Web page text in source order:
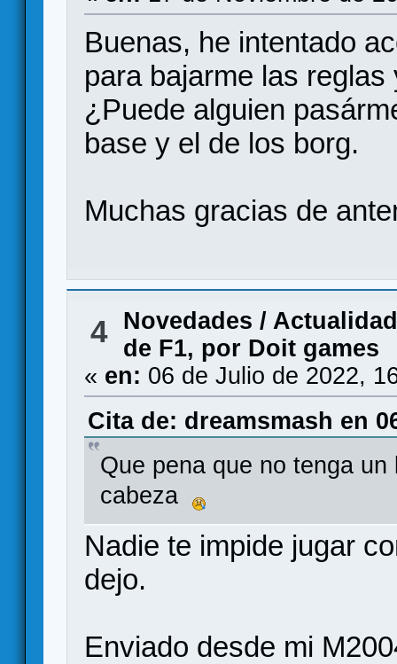
Buenas, he intentado
para bajarme las
¿Puede alguien
base y el de los borg.
Muchas gracias de
4
Novedades / Actualidad
de F1, por Doit games
« en: 06 de Julio de 2022,
Cita de: dreamsmash en
Que pena que no tenga
cabeza
Nadie te impide jugar
dejo.
Enviado desde mi